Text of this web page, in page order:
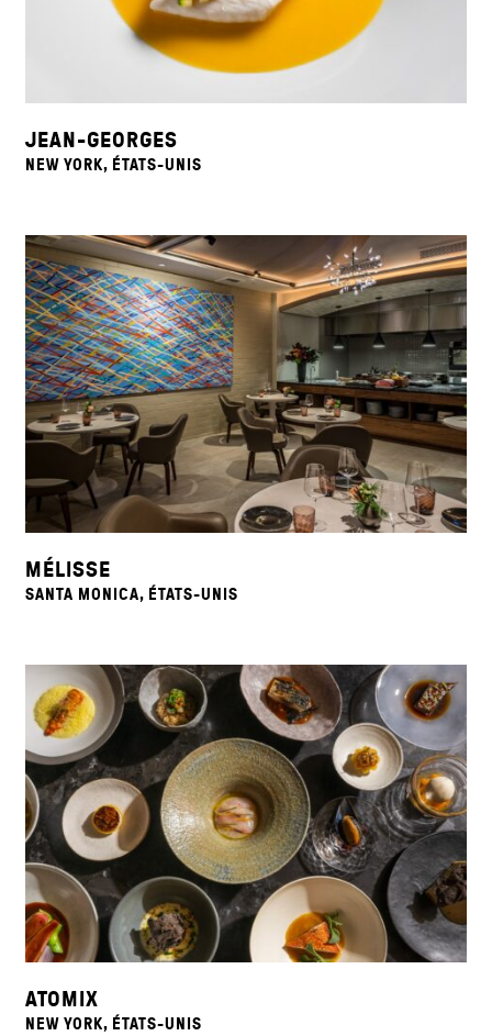
JEAN-GEORGES
NEW YORK, ÉTATS-UNIS
MÉLISSE
SANTA MONICA, ÉTATS-UNIS
ATOMIX
NEW YORK, ÉTATS-UNIS